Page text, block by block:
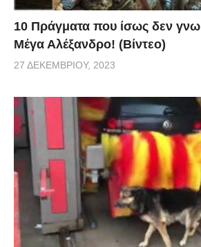
10 Πράγματα που ίσως δεν
Μέγα Αλέξανδρο! (Βίντεο)
27 ΔΕΚΕΜΒΡΊΟΥ, 2023